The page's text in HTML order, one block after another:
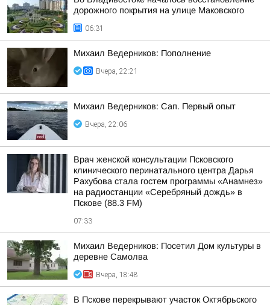
дорожного покрытия на улице Маковского
06:31
Михаил Ведерников: Пополнение
Вчера, 22:21
Михаил Ведерников: Сап. Первый опыт
Вчера, 22:06
Врач женской консультации Псковского
клинического перинатального центра Дарья
Рахубова стала гостем программы «Анамнез»
на радиостанции «Серебряный дождь» в
Пскове (88.3 FM)
07:33
Михаил Ведерников: Посетил Дом культуры в
деревне Самолва
Вчера, 18:48
В Пскове перекрывают участок Октябрьского